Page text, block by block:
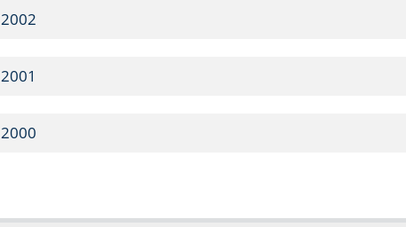
2002
2001
2000